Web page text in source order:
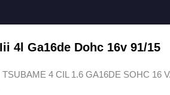
4l Ga16de Dohc 16v 91/15
4 CIL 1.6 GA16DE SOHC 16